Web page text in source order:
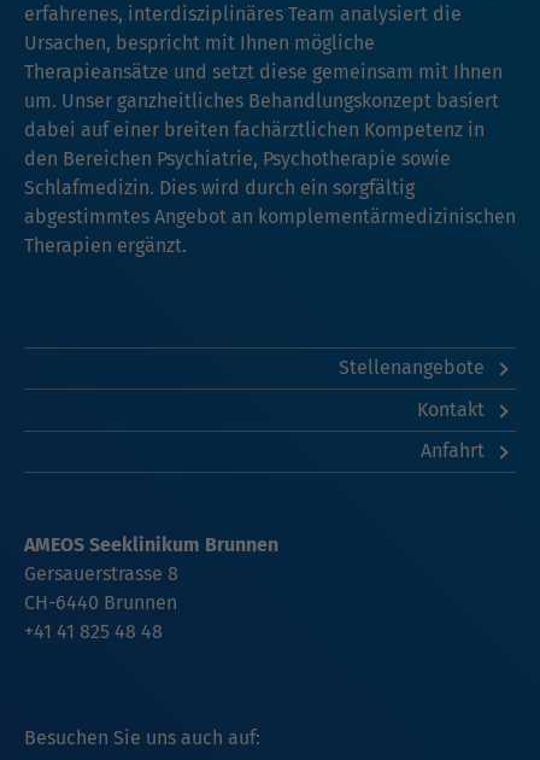
erfahrenes, interdisziplinäres Team analysiert die
Ursachen, bespricht mit Ihnen mögliche
Therapieansätze und setzt diese gemeinsam mit Ihnen
um. Unser ganzheitliches Behandlungskonzept basiert
dabei auf einer breiten fachärztlichen Kompetenz in
den Bereichen Psychiatrie, Psychotherapie sowie
Schlafmedizin. Dies wird durch ein sorgfältig
abgestimmtes Angebot an komplementärmedizinischen
Therapien ergänzt.
Stellenangebote
Kontakt
Anfahrt
Besuchen Sie uns auch auf:
AMEOS Seeklinikum Brunnen
Gersauerstrasse 8
CH-6440 Brunnen
+41 41 825 48 48